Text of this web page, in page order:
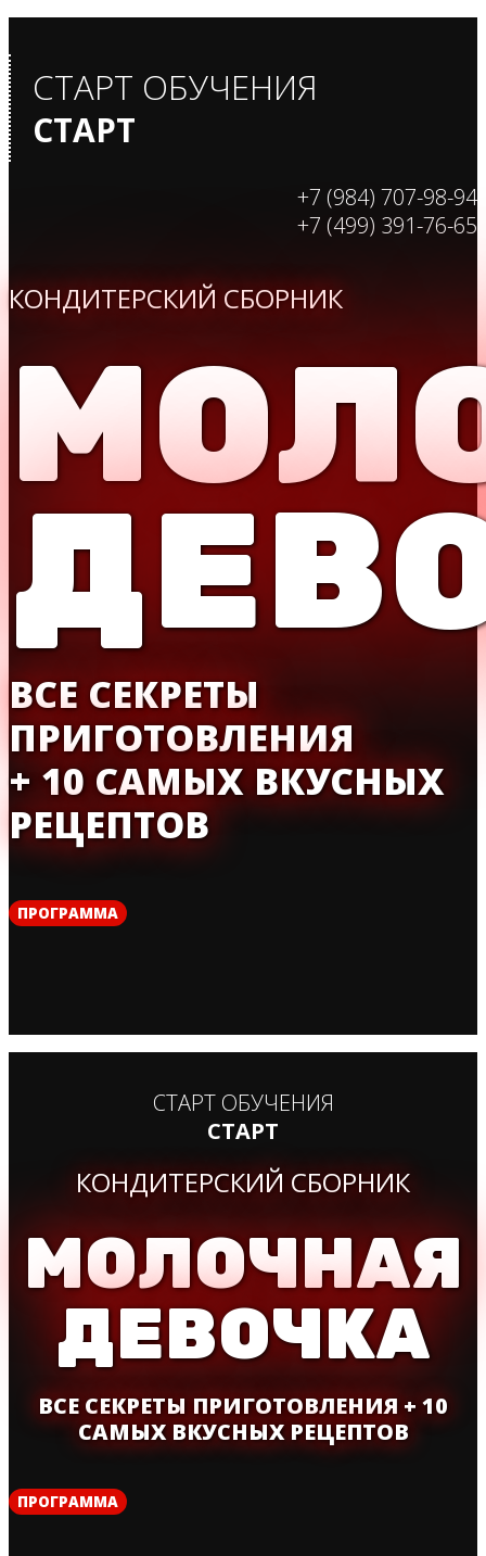
СТАРТ ОБУЧЕНИЯ
СТАРТ
+7 (984) 707-98-94
+7 (499) 391-76-65
КОНДИТЕРСКИЙ СБОРНИК
ВСЕ СЕКРЕТЫ
ПРИГОТОВЛЕНИЯ
+ 10 САМЫХ ВКУСНЫХ
РЕЦЕПТОВ
ПРОГРАММА
СТАРТ ОБУЧЕНИЯ
СТАРТ
КОНДИТЕРСКИЙ СБОРНИК
МОЛОЧНАЯ
ДЕВОЧКА
ВСЕ СЕКРЕТЫ ПРИГОТОВЛЕНИЯ + 10
САМЫХ ВКУСНЫХ РЕЦЕПТОВ
ПРОГРАММА